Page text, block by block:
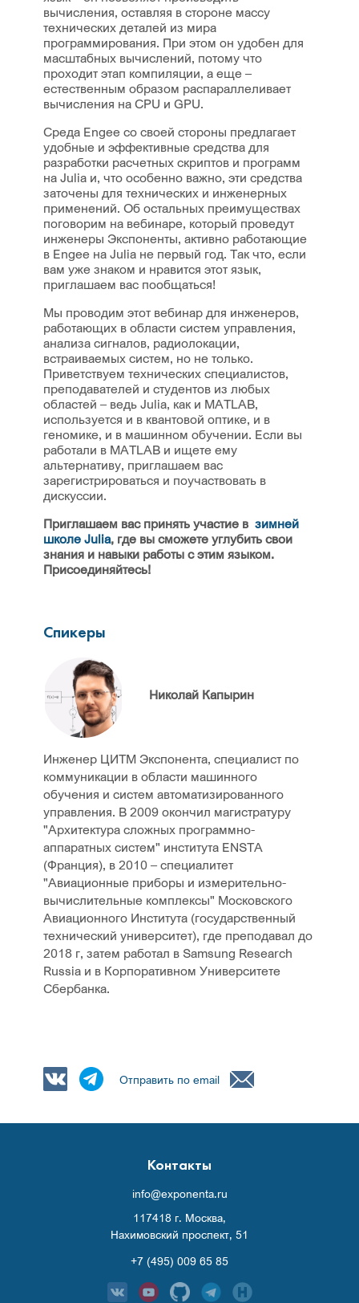
вычисления, оставляя в стороне массу
технических деталей из мира
программирования. При этом он удобен для
масштабных вычислений, потому что
проходит этап компиляции, а еще –
естественным образом распараллеливает
вычисления на CPU и GPU.
Среда Engee со своей стороны предлагает
удобные и эффективные средства для
разработки расчетных скриптов и программ
на Julia и, что особенно важно, эти средства
заточены для технических и инженерных
применений. Об остальных преимуществах
поговорим на вебинаре, который проведут
инженеры Экспоненты, активно работающие
в Engee на Julia не первый год. Так что, если
вам уже знаком и нравится этот язык,
приглашаем вас пообщаться!
Мы проводим этот вебинар для инженеров,
работающих в области систем управления,
анализа сигналов, радиолокации,
встраиваемых систем, но не только.
Приветствуем технических специалистов,
преподавателей и студентов из любых
областей – ведь Julia, как и MATLAB,
используется и в квантовой оптике, и в
геномике, и в машинном обучении. Если вы
работали в MATLAB и ищете ему
альтернативу, приглашаем вас
зарегистрироваться и поучаствовать в
дискуссии.
Приглашаем вас принять участие в зимней
школе Julia, где вы сможете углубить свои
знания и навыки работы с этим языком.
Присоединяйтесь!
Спикеры
Николай Капырин
Инженер ЦИТМ Экспонента, специалист по
коммуникации в области машинного
обучения и систем автоматизированного
управления. В 2009 окончил магистратуру
"Архитектура сложных программно-
аппаратных систем" института ENSTA
(Франция), в 2010 – специалитет
"Авиационные приборы и измерительно-
вычислительные комплексы" Московского
Авиационного Института (государственный
технический университет), где преподавал до
2018 г, затем работал в Samsung Research
Russia и в Корпоративном Университете
Сбербанка.
Отправить по email
Контакты
info@exponenta.ru
117418 г. Москва,
Нахимовский проспект, 51
+7 (495) 009 65 85